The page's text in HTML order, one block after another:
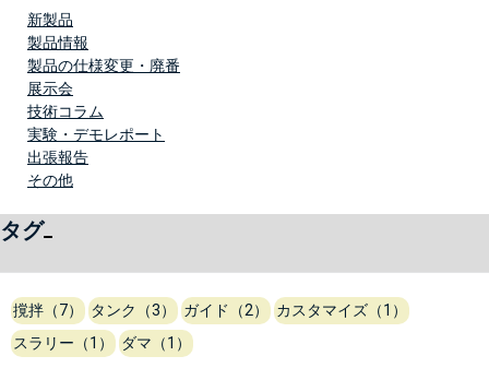
新製品
製品情報
製品の仕様変更・廃番
展示会
技術コラム
実験・デモレポート
出張報告
その他
タグ
撹拌（7） タンク（3） ガイド（2）
カスタマイズ（1）
スラリー（1）
ダマ（1）